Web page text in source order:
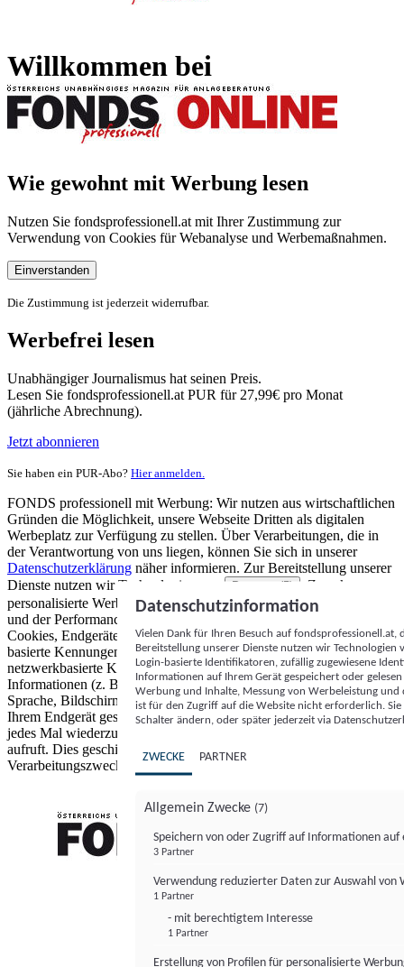
Willkommen bei
Wie gewohnt mit Werbung lesen
Nutzen Sie fondsprofessionell.at mit Ihrer Zustimmung zur
Verwendung von Cookies für Webanalyse und Werbemaßnahmen.
Einverstanden
Die Zustimmung ist jederzeit widerrufbar.
Werbefrei lesen
Unabhängiger Journalismus hat seinen Preis.
Lesen Sie fondsprofessionell.at PUR für 27,99€ pro Monat
(jährliche Abrechnung).
Jetzt abonnieren
Sie haben ein PUR-Abo? Hier anmelden.
FONDS professionell mit Werbung: Wir nutzen aus wirtschaftlichen
Gründen die Möglichkeit, unsere Webseite Dritten als digitalen
Werbeplatz zur Verfügung zu stellen. Über Verarbeitungen, die in
der Verantwortung von uns liegen, können Sie sich in unserer
Datenschutzerklärung näher informieren. Zur Bereitstellung unserer
Dienste nutzen wir Technologien von
Partnern (5)
. Zwecke:
personalisierte Werbung und Inhalte, Messung von Werbeleistung
und der Performance von Inhalten sowie Zielgruppenforschung.
Cookies, Endgeräte- oder ähnliche Online-Kennungen (z. B. login-
basierte Kennungen, zufällig generierte Kennungen,
netzwerkbasierte Kennungen) können zusammen mit anderen
Informationen (z. B. Browsertyp und Browserinformationen,
Sprache, Bildschirmgröße, unterstützte Technologien usw.) auf
Ihrem Endgerät gespeichert oder von dort ausgelesen werden, um es
jedes Mal wiederzuerkennen, wenn es eine App oder einer Webseite
aufruft. Dies geschieht für einen oder mehrere der hier aufgeführten
Verarbeitungszwecke.
Datenschutzinformation
Vielen Dank für Ihren Besuch auf
Bereitstellung unserer Dienste nutzen wir Technologien
Login-basierte Identifikatoren, zufällig zugewiesene
Informationen auf Ihrem Gerät gespeichert oder
Werbung und Inhalte, Messung von Werbeleistung
ist für den Zugriff auf die Website nicht erforderlich.
Schalter ändern, oder später jederzeit via
ZWECKE PARTNER
Allgemein Zwecke (7)
Speichern von oder Zugriff auf Informationen auf
3 Partner
Verwendung reduzierter Daten zur Auswahl von
1 Partner
- mit berechtigtem Interesse
1 Partner
Erstellung von Profilen für personalisierte
FONDS professionell